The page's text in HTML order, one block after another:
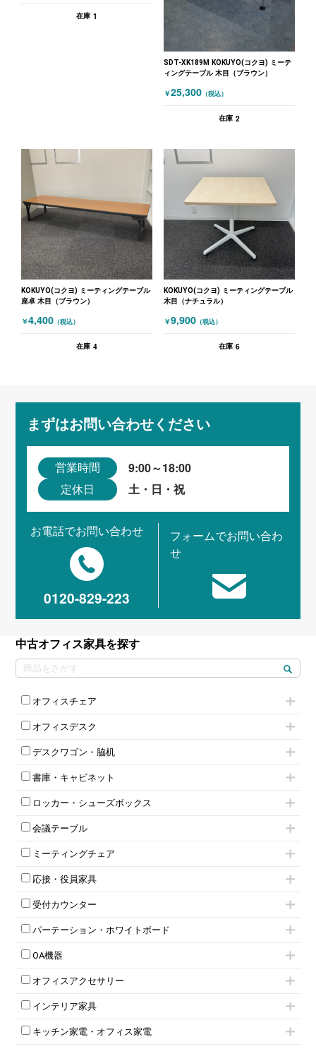
在庫 1
SDT-XK189M KOKUYO(コクヨ) ミーテ
ィングテーブル 木目（ブラウン）
￥25,300 （税込）
在庫 2
KOKUYO(コクヨ) ミーティングテーブル
座卓 木目（ブラウン）
￥4,400 （税込）
在庫 4
KOKUYO(コクヨ) ミーティングテーブル
木目（ナチュラル）
￥9,900 （税込）
在庫 6
まずはお問い合わせください
営業時間 9:00～18:00
定休日 土・日・祝
お電話でお問い合わせ
0120-829-223
フォームでお問い合わ
せ
中古オフィス家具を探す
オフィスチェア
肘無しチェア
役員チェア
オフィスチェアその他
オフィスデスク
フリーアドレスデスク（ベンチデスク）
昇降デスク
両袖机
デスクワゴン・脇机
インワゴン2段
インワゴン3段
脇机
書庫・キャビネット
ハイキャビネット
ローキャビネット
両開きキャビネット
上下連結キャビネット
軽量ラック（スチールラック）
収納家具その他
両開書庫
ラテラル書庫
ロッカー・シューズボックス
1人用ロッカー
2人用ロッカー
3人用ロッカー
5人用ロッカー
8人用ロッカー
多人数ロッカー
ダイヤル錠ロッカー
ダイヤル錠ロッカー
ワードローブ・クローゼット
会議テーブル
スタッキングテーブル
ネスティングテーブル
カウンターテーブル
T字脚テーブル
会議テーブルW1200～
会議テーブルW1800～
平行スタックテーブル
会議テーブルその他
ミーティングチェア
キャスター付きミーティングチェア
スタッキングミーティングチェア
テーブル付きミーティングチェア
折りたたみミーティングチェア
ハイチェア
ミーティングチェアその他
応接・役員家具
応接セット
応接ソファ
応接チェア
応接・役員家具その他
受付カウンター
ローカウンター
ラウンジカウンター
パーテーション・ホワイトボード
パーテーション
自立タイプパーテーション
パーテーションその他
壁掛けホワイトボード
ホワイトボードその他
OA機器
電話機（ビジネスフォン）
シュレッダー
スクリーン
オフィスアクセサリー
チェア用台車
演台・講演台・演説台
防音パネル
インテリア家具
モールドチェア
ダイニングチェア
キッチン家電・オフィス家電